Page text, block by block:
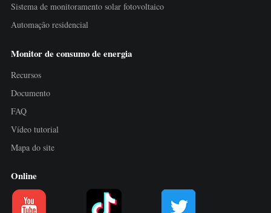
Sistema de monitoramento solar fotovoltaico
Automação residencial
Monitor de consumo de energia
Recursos
Documento
FAQ
Vídeo tutorial
Mapa do site
Online